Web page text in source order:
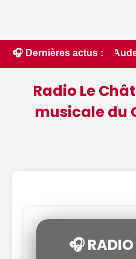
🎧 Dernières actus :
l'Aude - ici.fr • 📰
Radio Le
musicale du
🎧 RADIO